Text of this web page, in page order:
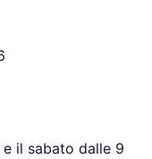
il sabato dalle 9